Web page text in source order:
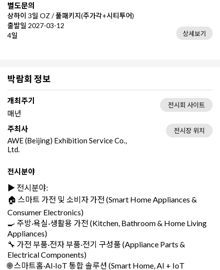
별도문의
상하이 3일 OZ / 풀패키지(주가각+시티투어)
출발일 2027-03-12
4일
상세보기
박람회 정보
개최주기
매년
전시회 사이트
주최사
AWE (Beijing) Exhibition Service Co.,
Ltd.
전시장 위치
전시분야
▶️ 전시분야:
🏠 스마트 가전 및 소비자 가전 (Smart Home Appliances &
Consumer Electronics)
🍳 주방·욕실·생활용 가전 (Kitchen, Bathroom & Home Living
Appliances)
🔧 가전 부품·전자 부품·전기 구성품 (Appliance Parts &
Electrical Components)
🌐 스마트홈·AI·IoT 통합 솔루션 (Smart Home, AI + IoT